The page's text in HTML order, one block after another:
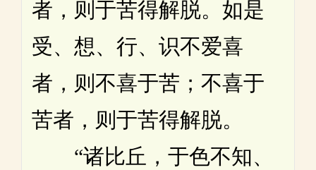
者，则于苦得解脱。如是
受、想、行、识不爱喜
者，则不喜于苦；不喜于
苦者，则于苦得解脱。
“诸比丘，于色不知、